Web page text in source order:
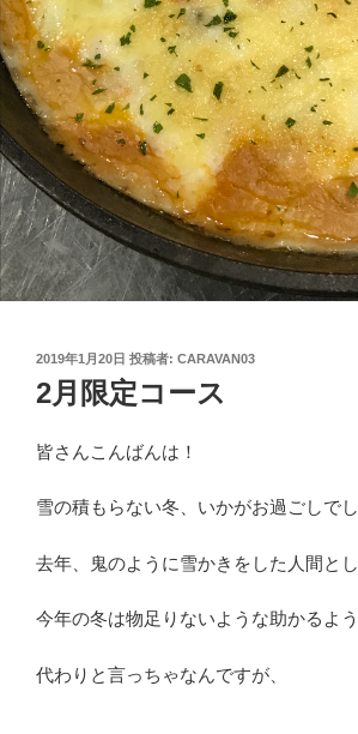
投
日:
2019年1月20日 投稿者: CARAVAN03
2月限定コース
皆さんこんばんは！
雪の積もらない冬、いかがお過ごしで
去年、鬼のように雪かきをした人間とし
今年の冬は物足りないような助かるよう
代わりと言っちゃなんですが、